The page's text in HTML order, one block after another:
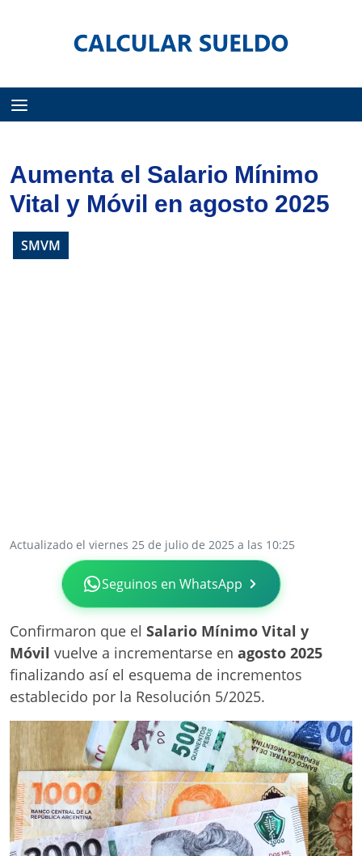
Aumenta el Salario Mínimo
Vital y Móvil en agosto 2025
SMVM
Actualizado el viernes 25 de julio de 2025 a las 10:25
Seguinos en WhatsApp
Confirmaron que el Salario Mínimo Vital y
Móvil vuelve a incrementarse en agosto 2025
finalizando así el esquema de incrementos
establecido por la Resolución 5/2025.